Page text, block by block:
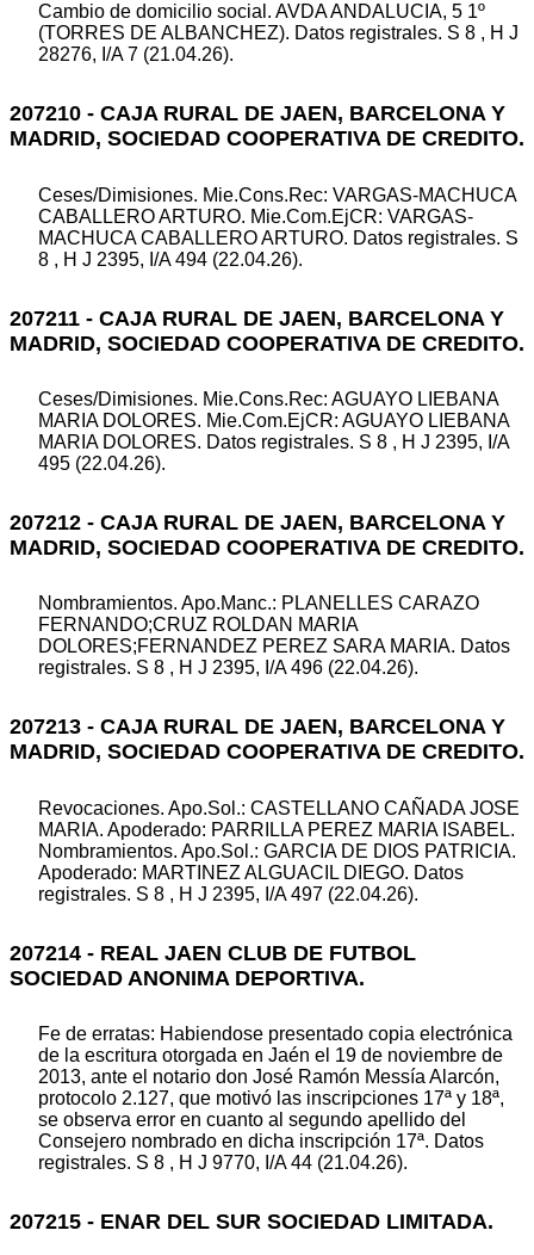
Cambio de domicilio social. AVDA ANDALUCIA, 5 1º
(TORRES DE ALBANCHEZ). Datos registrales. S 8 , H J
28276, I/A 7 (21.04.26).
207210 - CAJA RURAL DE JAEN, BARCELONA Y
MADRID, SOCIEDAD COOPERATIVA DE CREDITO.
Ceses/Dimisiones. Mie.Cons.Rec: VARGAS-MACHUCA
CABALLERO ARTURO. Mie.Com.EjCR: VARGAS-
MACHUCA CABALLERO ARTURO. Datos registrales. S
8 , H J 2395, I/A 494 (22.04.26).
207211 - CAJA RURAL DE JAEN, BARCELONA Y
MADRID, SOCIEDAD COOPERATIVA DE CREDITO.
Ceses/Dimisiones. Mie.Cons.Rec: AGUAYO LIEBANA
MARIA DOLORES. Mie.Com.EjCR: AGUAYO LIEBANA
MARIA DOLORES. Datos registrales. S 8 , H J 2395, I/A
495 (22.04.26).
207212 - CAJA RURAL DE JAEN, BARCELONA Y
MADRID, SOCIEDAD COOPERATIVA DE CREDITO.
Nombramientos. Apo.Manc.: PLANELLES CARAZO
FERNANDO;CRUZ ROLDAN MARIA
DOLORES;FERNANDEZ PEREZ SARA MARIA. Datos
registrales. S 8 , H J 2395, I/A 496 (22.04.26).
207213 - CAJA RURAL DE JAEN, BARCELONA Y
MADRID, SOCIEDAD COOPERATIVA DE CREDITO.
Revocaciones. Apo.Sol.: CASTELLANO CAÑADA JOSE
MARIA. Apoderado: PARRILLA PEREZ MARIA ISABEL.
Nombramientos. Apo.Sol.: GARCIA DE DIOS PATRICIA.
Apoderado: MARTINEZ ALGUACIL DIEGO. Datos
registrales. S 8 , H J 2395, I/A 497 (22.04.26).
207214 - REAL JAEN CLUB DE FUTBOL
SOCIEDAD ANONIMA DEPORTIVA.
Fe de erratas: Habiendose presentado copia electrónica
de la escritura otorgada en Jaén el 19 de noviembre de
2013, ante el notario don José Ramón Messía Alarcón,
protocolo 2.127, que motivó las inscripciones 17ª y 18ª,
se observa error en cuanto al segundo apellido del
Consejero nombrado en dicha inscripción 17ª. Datos
registrales. S 8 , H J 9770, I/A 44 (21.04.26).
207215 - ENAR DEL SUR SOCIEDAD LIMITADA.